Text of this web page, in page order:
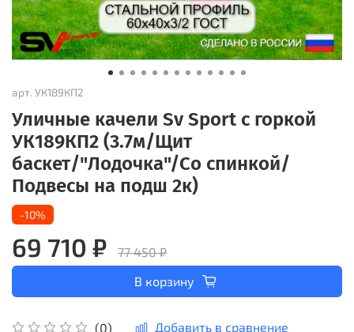
арт. УК189КП2
Уличные качели Sv Sport с горкой
УК189КП2 (3.7м/Щит
баскет/"Лодочка"/Со спинкой/
Подвесы на подш 2к)
(0) Добавить в сравнение
-10%
69 710 ₽
77 450 ₽
В корзину